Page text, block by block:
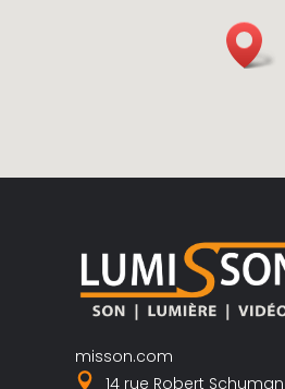
misson.com
14 rue Robert